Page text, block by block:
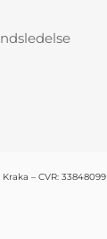
– CVR: 33848099